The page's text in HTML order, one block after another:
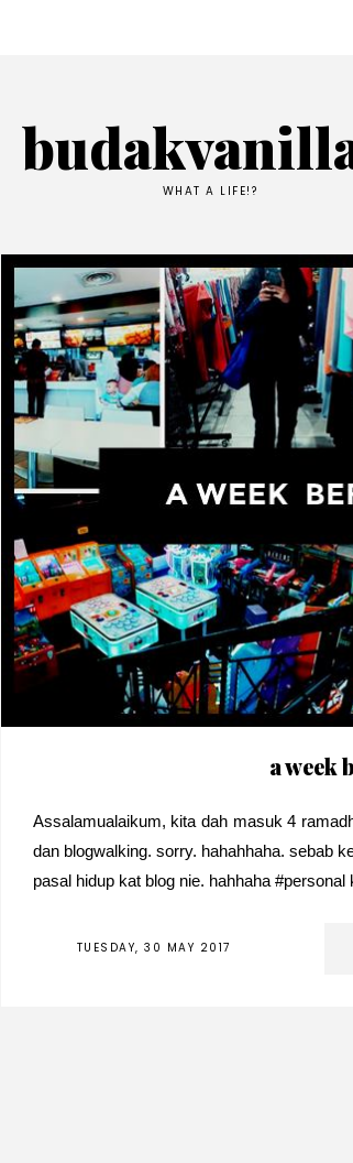
WHAT A LIFE!?
a week
Assalamualaikum, kita dah masuk 4
dan blogwalking. sorry. hahahhaha. sebab
pasal hidup kat blog nie. hahhaha
TUESDAY, 30 MAY 2017